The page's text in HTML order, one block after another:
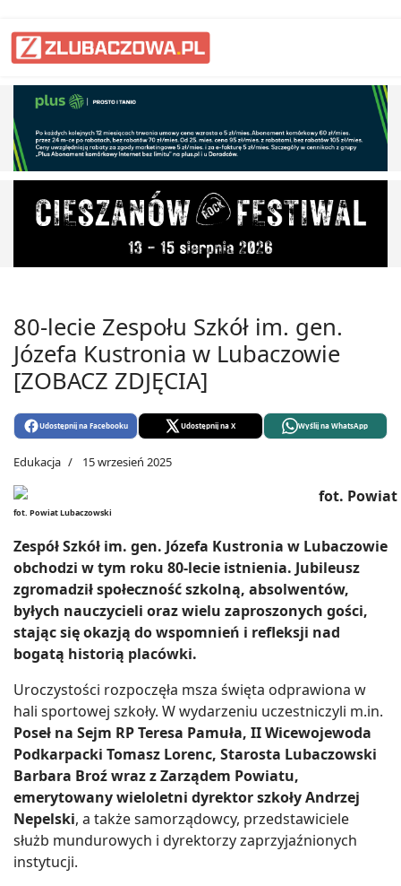
80-lecie Zespołu Szkół im. gen.
Józefa Kustronia w Lubaczowie
[ZOBACZ ZDJĘCIA]
Udostępnij na Facebooku Udostępnij na X Wyślij na WhatsApp
Edukacja 15 wrzesień 2025
fot. Powiat Lubaczowski
Zespół Szkół im. gen. Józefa Kustronia w Lubaczowie
obchodzi w tym roku 80-lecie istnienia. Jubileusz
zgromadził społeczność szkolną, absolwentów,
byłych nauczycieli oraz wielu zaproszonych gości,
stając się okazją do wspomnień i refleksji nad
bogatą historią placówki.
Uroczystości rozpoczęła msza święta odprawiona w
hali sportowej szkoły. W wydarzeniu uczestniczyli m.in.
Poseł na Sejm RP Teresa Pamuła, II Wicewojewoda
Podkarpacki Tomasz Lorenc, Starosta Lubaczowski
Barbara Broź wraz z Zarządem Powiatu,
emerytowany wieloletni dyrektor szkoły Andrzej
Nepelski, a także samorządowcy, przedstawiciele
służb mundurowych i dyrektorzy zaprzyjaźnionych
instytucji.